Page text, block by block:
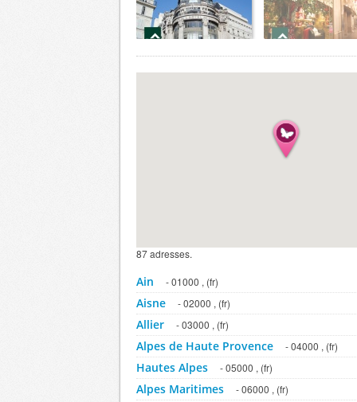
87 adresses.
Ain - 01000 , (fr)
Aisne - 02000 , (fr)
Allier - 03000 , (fr)
Alpes de Haute Provence - 04000 , (fr)
Hautes Alpes - 05000 , (fr)
Alpes Maritimes - 06000 , (fr)